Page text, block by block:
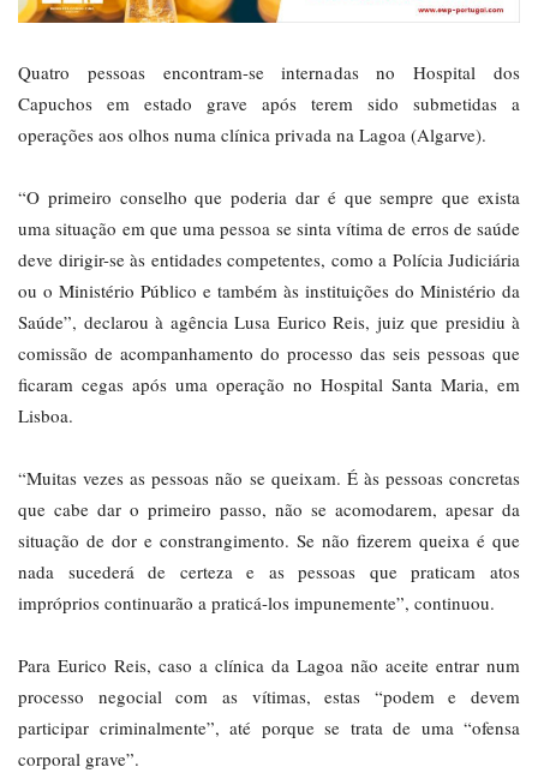
Quatro pessoas encontram-se internadas no Hospital dos
Capuchos em estado grave após terem sido submetidas a
operações aos olhos numa clínica privada na Lagoa (Algarve).
“O primeiro conselho que poderia dar é que sempre que exista
uma situação em que uma pessoa se sinta vítima de erros de saúde
deve dirigir-se às entidades competentes, como a Polícia Judiciária
ou o Ministério Público e também às instituições do Ministério da
Saúde”, declarou à agência Lusa Eurico Reis, juiz que presidiu à
comissão de acompanhamento do processo das seis pessoas que
ficaram cegas após uma operação no Hospital Santa Maria, em
Lisboa.
“Muitas vezes as pessoas não se queixam. É às pessoas concretas
que cabe dar o primeiro passo, não se acomodarem, apesar da
situação de dor e constrangimento. Se não fizerem queixa é que
nada sucederá de certeza e as pessoas que praticam atos
impróprios continuarão a praticá-los impunemente”, continuou.
Para Eurico Reis, caso a clínica da Lagoa não aceite entrar num
processo negocial com as vítimas, estas “podem e devem
participar criminalmente”, até porque se trata de uma “ofensa
corporal grave”.